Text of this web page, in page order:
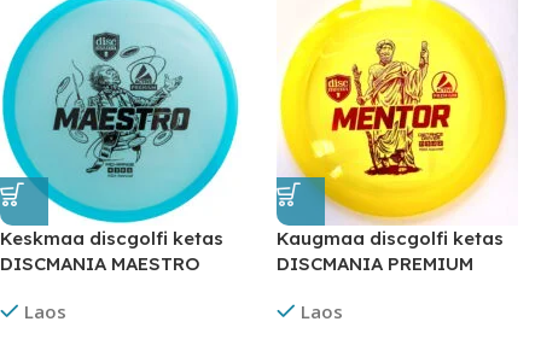
Keskmaa discgolfi ketas
DISCMANIA MAESTRO
Laos
Kaugmaa discgolfi ketas
DISCMANIA PREMIUM
Laos